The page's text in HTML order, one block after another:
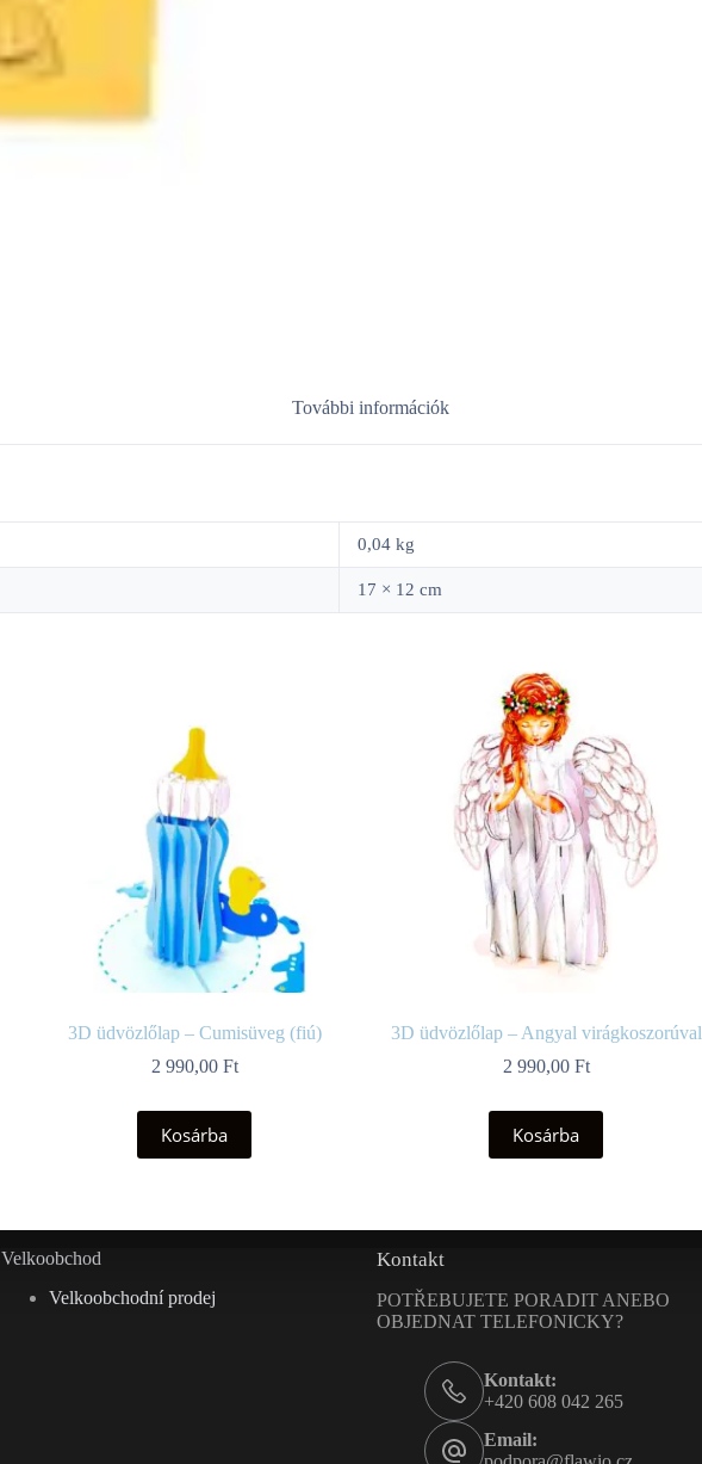
További információk
0,04 kg
17 × 12 cm
3D üdvözlőlap – Cumisüveg (fiú)
2 990,00 Ft
Kosárba
3D üdvözlőlap – Angyal virágkoszorúval
2 990,00 Ft
Kosárba
Velkoobchod
Velkoobchodní prodej
Kontakt
POTŘEBUJETE PORADIT ANEBO
OBJEDNAT TELEFONICKY?
Kontakt:
+420 608 042 265
Email: